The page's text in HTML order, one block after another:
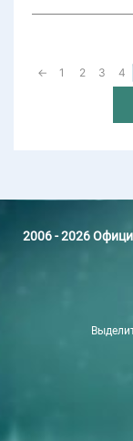
← 1 2 3 4
2006 - 2026